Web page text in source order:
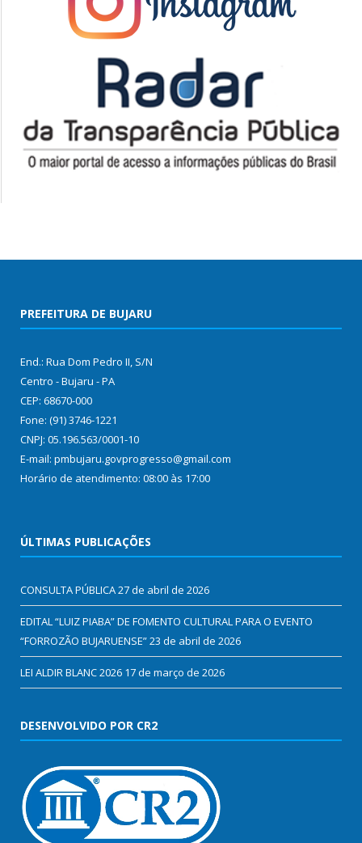
PREFEITURA DE BUJARU
End.: Rua Dom Pedro II, S/N
Centro - Bujaru - PA
CEP: 68670-000
Fone: (91) 3746-1221
CNPJ: 05.196.563/0001-10
E-mail: pmbujaru.govprogresso@gmail.com
Horário de atendimento: 08:00 às 17:00
ÚLTIMAS PUBLICAÇÕES
CONSULTA PÚBLICA27 de abril de 2026
EDITAL “LUIZ PIABA” DE FOMENTO CULTURAL PARA O EVENTO
“FORROZÃO BUJARUENSE”23 de abril de 2026
LEI ALDIR BLANC 2026 17 de março de 2026
DESENVOLVIDO POR CR2